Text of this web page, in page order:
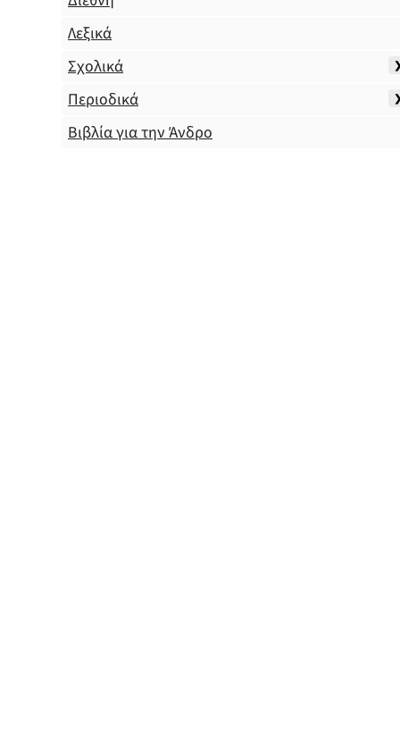
Λεξικά
Σχολικά
Περιοδικά
Βιβλία για την Άνδρο